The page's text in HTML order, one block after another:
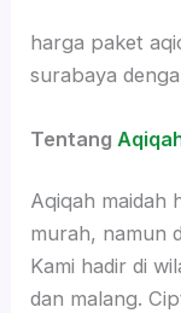
harga paket
surabaya
Tentang
Aqiqah maidah
murah, namun
Kami hadir di
dan malang.